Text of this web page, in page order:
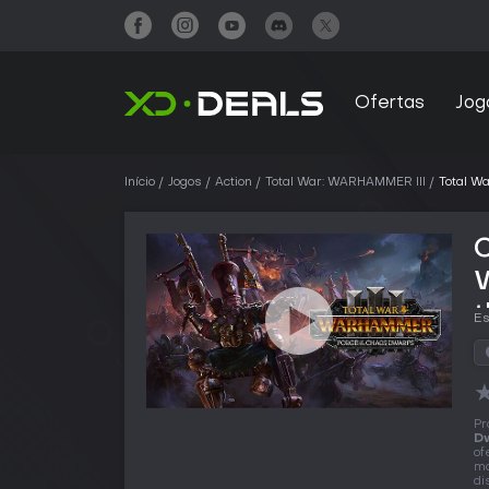
Ofertas
Início Jogos Action Total War: WARHAMMER III Total